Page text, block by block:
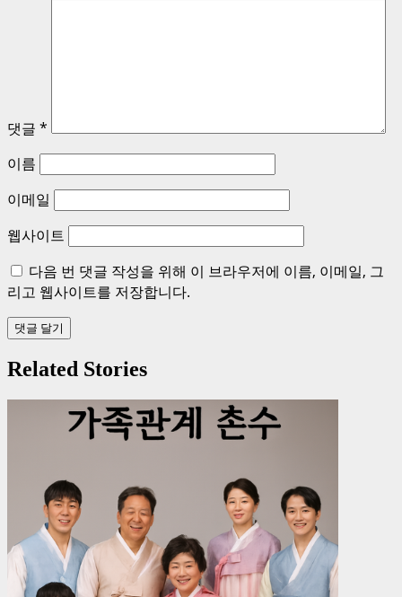
댓글 *
이름
이메일
웹사이트
다음 번 댓글 작성을 위해 이 브라우저에 이름, 이메일, 그
리고 웹사이트를 저장합니다.
Related Stories